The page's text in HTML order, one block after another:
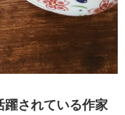
躍されている作家